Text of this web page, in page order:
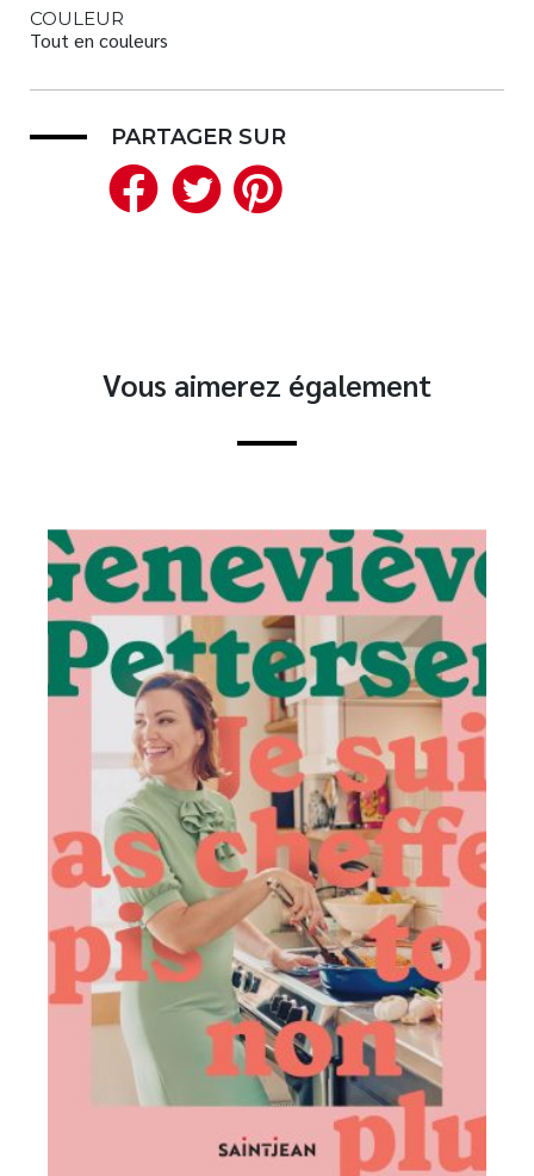
COULEUR
Tout en couleurs
PARTAGER SUR
Facebook
Twitter
Vous aimerez également